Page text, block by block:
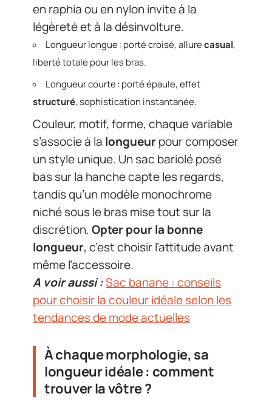
en raphia ou en nylon invite à la
légèreté et à la désinvolture.
Longueur longue : porté croisé, allurecasual,
liberté totale pour les bras.
Longueur courte : porté épaule, effet
structuré, sophistication instantanée.
Couleur, motif, forme, chaque variable
s’associe à la longueurpour composer
un style unique. Un sac bariolé posé
bas sur la hanche capte les regards,
tandis qu’un modèle monochrome
niché sous le bras mise tout sur la
discrétion.Opter pour la bonne
longueur, c’est choisir l’attitude avant
même l’accessoire.
A voir aussi :Sac banane : conseils
pour choisir la couleur idéale selon les
tendances de mode actuelles
À chaque morphologie, sa
longueur idéale : comment
trouver la vôtre ?